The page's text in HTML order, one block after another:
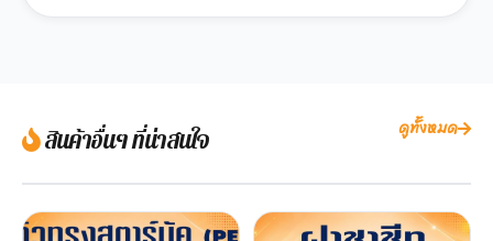
สินค้าอื่นๆ ที่น่าสนใจ ดูทั้งหมด